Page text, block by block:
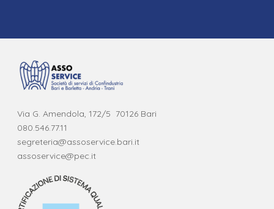
Via G. Amendola, 172/5 70126 Bari
080.546.77.11
segreteria@assoservice.bari.it
assoservice@pec.it